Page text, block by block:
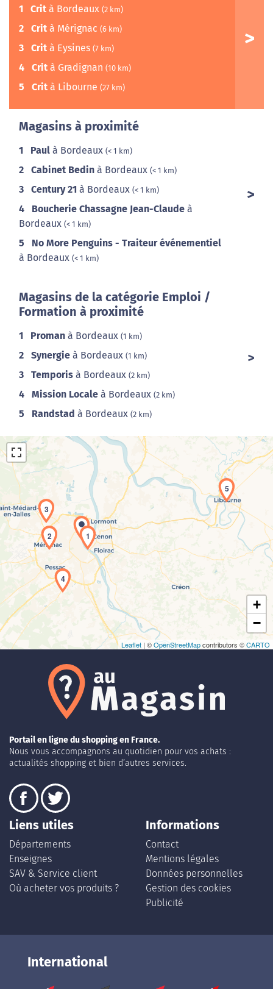
1 Crit à Bordeaux (2 km)
2 Crit à Mérignac (6 km)
3 Crit à Eysines (7 km)
4 Crit à Gradignan (10 km)
5 Crit à Libourne (27 km)
Magasins à proximité
1 Paul à Bordeaux (< 1 km)
2 Cabinet Bedin à Bordeaux (< 1 km)
3 Century 21 à Bordeaux (< 1 km)
4 Boucherie Chassagne Jean-Claude à
Bordeaux (< 1 km)
5
No More Penguins - Traiteur événementiel
à Bordeaux (< 1 km)
Magasins de la catégorie Emploi /
Formation à proximité
1 Proman à Bordeaux (1 km)
2 Synergie à Bordeaux (1 km)
3 Temporis à Bordeaux (2 km)
4 Mission Locale à Bordeaux (2 km)
5 Randstad à Bordeaux (2 km)
Chargement de la carte en cours...
1
2
3
4
5
+
−
Leaflet | ©OpenStreetMapcontributors ©CARTO
Portail en ligne du shopping en France.
Nous vous accompagnons au quotidien pour vos achats :
actualités shopping et bien d’autres services.
Liens utiles
Départements
Enseignes
SAV & Service client
Où acheter vos produits ?
Informations
Contact
Mentions légales
Données personnelles
Gestion des cookies
Publicité
International